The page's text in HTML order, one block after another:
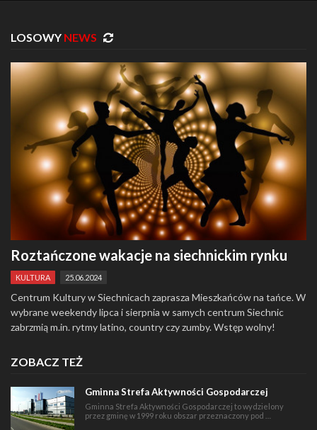
LOSOWY NEWS
Roztańczone wakacje na siechnickim rynku
KULTURA 25.06.2024
Centrum Kultury w Siechnicach zaprasza Mieszkańców na tańce. W
wybrane weekendy lipca i sierpnia w samych centrum Siechnic
zabrzmią m.in. rytmy latino, country czy zumby. Wstęp wolny!
ZOBACZ TEŻ
Gminna Strefa Aktywności Gospodarczej
Gminna Strefa Aktywności Gospodarczej to wydzielony
przez gminę w 1999 roku obszar przeznaczony pod …